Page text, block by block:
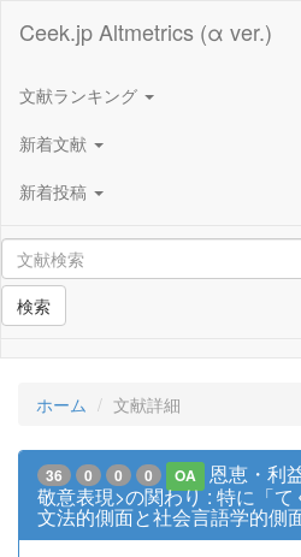
Ceek.jp Altmetrics (α ver.)
文献ランキング
新着文献
新着投稿
検索
ホーム 文献詳細
36 0 0 0 OA
恩恵・利
敬意表現>の関わり : 特に「
文法的側面と社会言語学的側